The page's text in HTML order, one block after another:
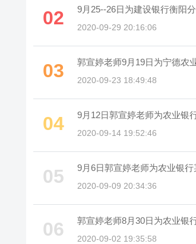
02 9月25--26日为建设银行衡阳
2020-09-29 20:16:06
03 郭宣婷老师9月19日为宁德农
2020-09-23 18:49:48
04 9月12日郭宣婷老师为农业银
2020-09-14 19:52:46
05 9月6日郭宣婷老师为农业银
2020-09-09 20:34:36
06 郭宣婷老师8月30日为农业银
2020-09-02 19:35:58